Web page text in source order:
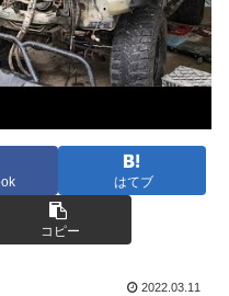
はてブ
コピー
2022.03.11